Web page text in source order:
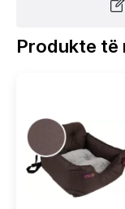
Produkte të